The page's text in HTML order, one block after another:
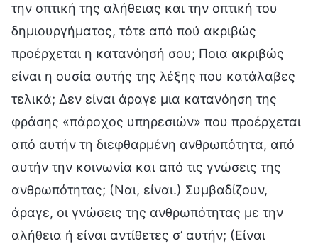
την οπτική της αλήθειας και την οπτική του
δημιουργήματος, τότε από πού ακριβώς
προέρχεται η κατανόησή σου; Ποια ακριβώς
είναι η ουσία αυτής της λέξης που κατάλαβες
τελικά; Δεν είναι άραγε μια κατανόηση της
φράσης «πάροχος υπηρεσιών» που προέρχεται
από αυτήν τη διεφθαρμένη ανθρωπότητα, από
αυτήν την κοινωνία και από τις γνώσεις της
ανθρωπότητας; (Ναι, είναι.) Συμβαδίζουν,
άραγε, οι γνώσεις της ανθρωπότητας με την
αλήθεια ή είναι αντίθετες σ’ αυτήν; (Είναι